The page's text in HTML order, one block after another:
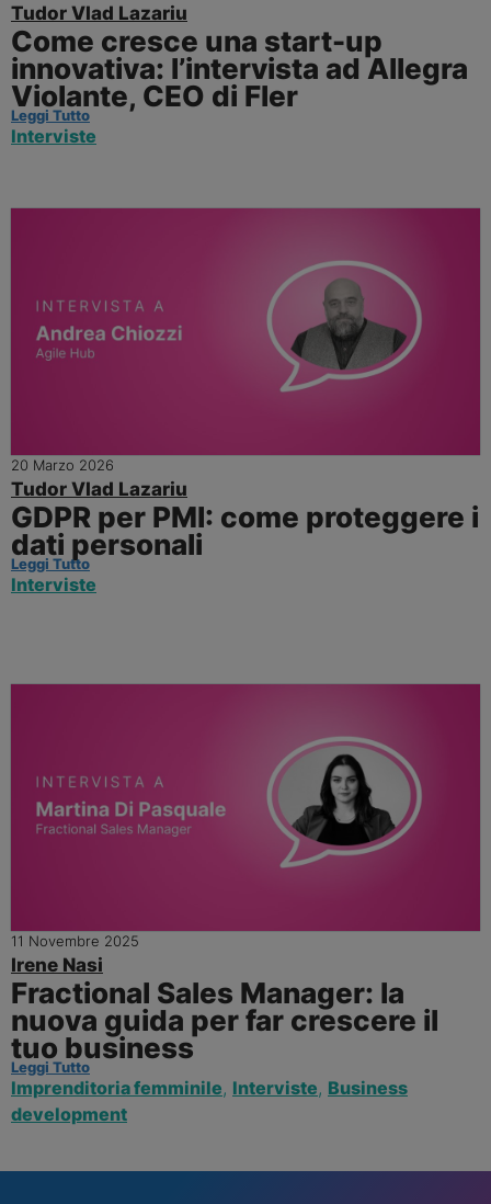
Tudor Vlad Lazariu
Come cresce una start-up
innovativa: l’intervista ad Allegra
Violante, CEO di Fler
Leggi Tutto
Interviste
20 Marzo 2026
Tudor Vlad Lazariu
GDPR per PMI: come proteggere i
dati personali
Leggi Tutto
Interviste
11 Novembre 2025
Irene Nasi
Fractional Sales Manager: la
nuova guida per far crescere il
tuo business
Leggi Tutto
Imprenditoria femminile, Interviste, Business
development